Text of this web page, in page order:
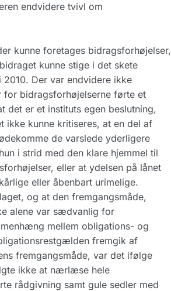
endvidere tvivl om
kunne foretages bidragsforhøjelser,
kunne stige i det skete
Der var endvidere ikke
bidragsforhøjelserne førte et
er et instituts egen beslutning,
kunne kritiseres, at en del af
de varslede yderligere
i strid med den klare hjemmel til
eller at ydelsen på lånet
eller åbenbart urimelige.
og at den fremgangsmåde,
alene var sædvanlig for
mellem obligations- og
fremgik af
fremgangsmåde, var det ifølge
ikke at nærlæse hele
rådgivning samt gule sedler med